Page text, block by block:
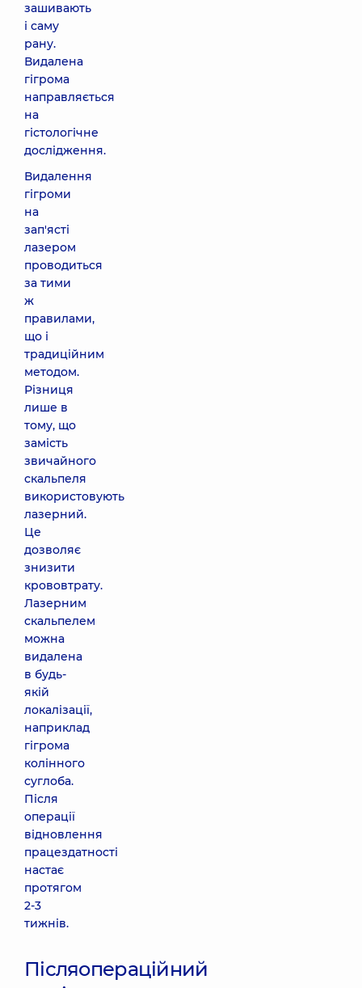
зашивають
і саму
рану.
Видалена
гігрома
направляється
на
гістологічне
дослідження.
Видалення
гігроми
на
зап'ясті
лазером
проводиться
за тими
ж
правилами,
що і
традиційним
методом.
Різниця
лише в
тому, що
замість
звичайного
скальпеля
використовують
лазерний.
Це
дозволяє
знизити
крововтрату.
Лазерним
скальпелем
можна
видалена
в будь-
якій
локалізації,
наприклад
гігрома
колінного
суглоба.
Після
операції
відновлення
працездатності
настає
протягом
2-3
тижнів.
Післяопераційний